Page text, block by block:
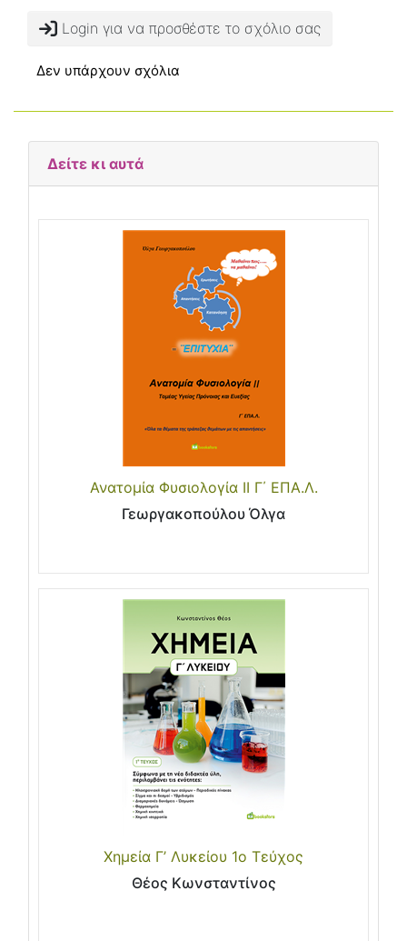
Login για να προσθέστε το σχόλιο σας
Δεν υπάρχουν σχόλια
Δείτε κι αυτά
Ανατομία Φυσιολογία ΙΙ Γ΄ ΕΠΑ.Λ.
Γεωργακοπούλου Όλγα
Χημεία Γ’ Λυκείου 1ο Τεύχος
Θέος Κωνσταντίνος